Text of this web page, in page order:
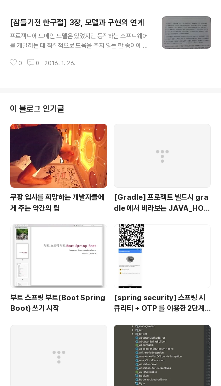
에서 컴퓨터 프로그램의 특정 측면만을 전문적므로 다룬다
는 데 있다. 이러한 전문화를 토대로 각 측면에서는 더욱 응
집력 있는 설계가 가능해지며, 이로써 설계를 더욱 쉽게 이
메인 개발자가 모델을 표현하는 것에만 집중하게 해서 복
[잠들기전 한구절] 3장, 모델과 구현의 연계
프로젝트에 도메인 모델은 있었지민 동작하는 소프트웨어
를 개발하는 데 직접적으로 도움을 주지 않는 한 종이에 기
서는 초기 분석 딘계에 도움이될 뿐 아니라 설계의 기반이
연계 많은 개발자가 단지 프로그램 코드를 구성하는 데만
객체의 기술적 능력을 적용해 도움을 얻지만 객체 설계에
서의 진정한 도약은 코드가 모델의 개념을 표현할 때 나온
다. 모델에 기여하는모든 기술자는 프로젝트 내에서 수행
하는 일차적인 역할과는 상관없이 코드를 접하는 데 어느
정도 시간을 투자해야만 한다. 코..
0 0 2016. 1. 26.
이 블로그 인기글
쿠팡 입사를 희망하는 개발자들에
게 주는 약간의 팁
[Gradle] 프로젝트 빌드시 gra
dle 에서 바라보는 JAVA_HOM
부트 스프링 부트(Boot Spring
Boot) 쓰기 시작
[spring security] 스프링 시
큐리티 + OTP 를 이용한 2단계